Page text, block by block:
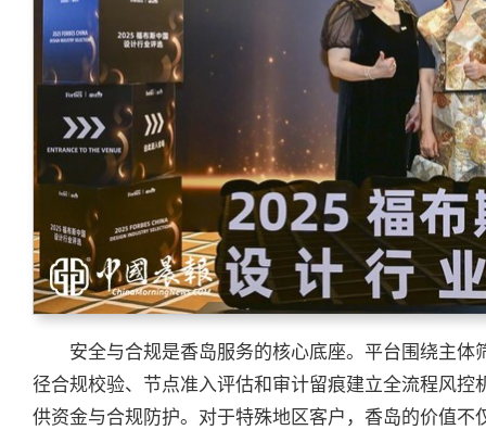
安全与合规是香岛服务的核心底座。平台围绕主
径合规校验、节点准入评估和审计留痕建立全流程风
供资金与合规防护。对于特殊地区客户，香岛的价值不